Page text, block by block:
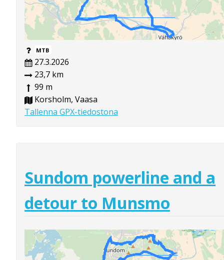
MTB
27.3.2026
23,7 km
99 m
Korsholm, Vaasa
Tallenna GPX-tiedostona
Sundom powerline and a
detour to Munsmo